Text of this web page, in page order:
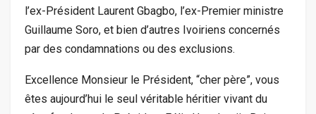
l’ex-Président Laurent Gbagbo, l’ex-Premier ministre
Guillaume Soro, et bien d’autres Ivoiriens concernés
par des condamnations ou des exclusions.
Excellence Monsieur le Président, “cher père”, vous
êtes aujourd’hui le seul véritable héritier vivant du